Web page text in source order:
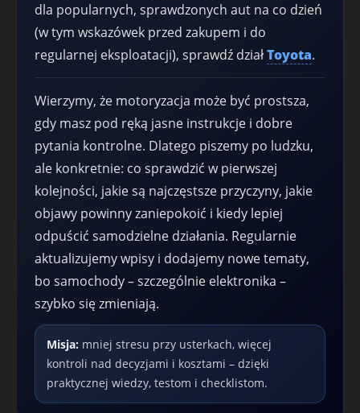
dla popularnych, sprawdzonych aut na co dzień
(w tym wskazówek przed zakupem i do
regularnej eksploatacji), sprawdź działToyota.
Wierzymy, że motoryzacja może być prostsza,
gdy masz pod ręką jasne instrukcje i dobre
pytania kontrolne. Dlatego piszemy po ludzku,
ale konkretnie: co sprawdzić w pierwszej
kolejności, jakie są najczęstsze przyczyny, jakie
objawy powinny zaniepokoić i kiedy lepiej
odpuścić samodzielne działania. Regularnie
aktualizujemy wpisy i dodajemy nowe tematy,
bo samochody – szczególnie elektronika –
szybko się zmieniają.
Misja: mniej stresu przy usterkach, więcej
kontroli nad decyzjami i kosztami – dzięki
praktycznej wiedzy, testom i checklistom.